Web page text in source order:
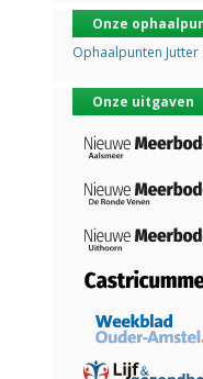
Onze
Ophaalpunten
Onze uitgaven